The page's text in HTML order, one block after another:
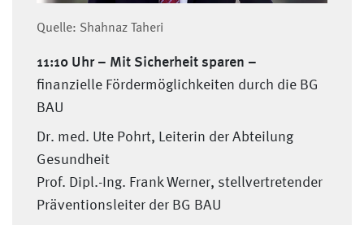
Quelle: Shahnaz Taheri
11:10 Uhr – Mit Sicherheit sparen –
finanzielle Fördermöglichkeiten durch die BG
BAU
Dr. med. Ute Pohrt, Leiterin der Abteilung
Gesundheit
Prof. Dipl.-Ing. Frank Werner, stellvertretender
Präventionsleiter der BG BAU